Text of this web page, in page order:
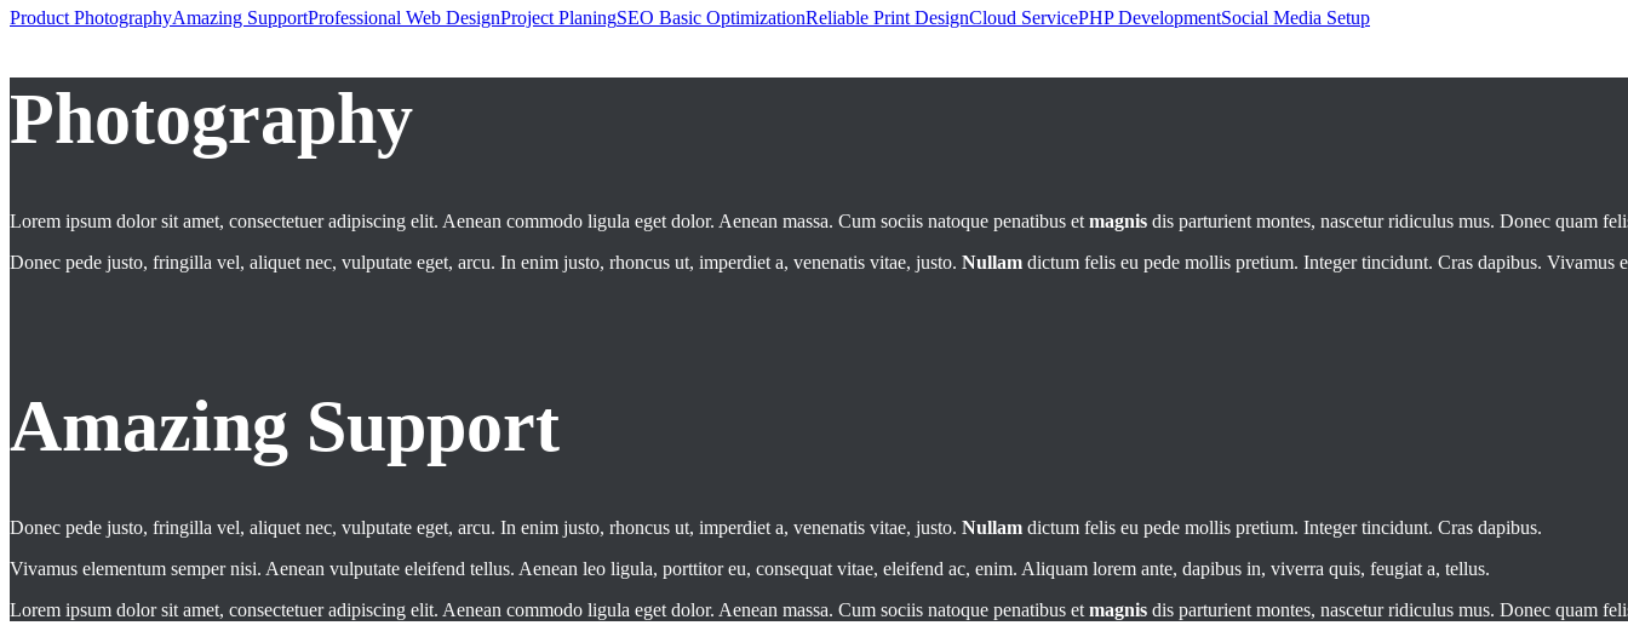
Product PhotographyAmazing SupportProfessional Web DesignProject PlaningSEO Basic OptimizationReliable Print DesignCloud ServicePHP DevelopmentSocial Media Setup
Photography
Lorem ipsum dolor sit amet, consectetuer adipiscing elit. Aenean commodo ligula eget dolor. Aenean massa. Cum sociis natoque penatibus et magnis dis parturient montes, nascetur ridiculus mus. Donec quam
Donec pede justo, fringilla vel, aliquet nec, vulputate eget, arcu. In enim justo, rhoncus ut, imperdiet a, venenatis vitae, justo. Nullam dictum felis eu pede mollis pretium. Integer tincidunt. Cras dapibus.
Amazing Support
Donec pede justo, fringilla vel, aliquet nec, vulputate eget, arcu. In enim justo, rhoncus ut, imperdiet a, venenatis vitae, justo. Nullam dictum felis eu pede mollis pretium. Integer tincidunt. Cras dapibus.
Vivamus elementum semper nisi. Aenean vulputate eleifend tellus. Aenean leo ligula, porttitor eu, consequat vitae, eleifend ac, enim. Aliquam lorem ante, dapibus in, viverra quis, feugiat a, tellus.
Lorem ipsum dolor sit amet, consectetuer adipiscing elit. Aenean commodo ligula eget dolor. Aenean massa. Cum sociis natoque penatibus et magnis dis parturient montes, nascetur ridiculus mus. Donec quam